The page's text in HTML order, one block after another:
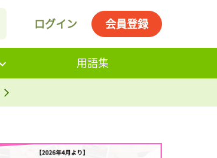
ログイン 会員登録
用語集